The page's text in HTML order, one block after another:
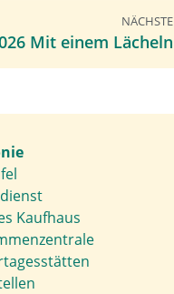
NÄCHSTE
Mit einem Lächeln
Kaufhaus